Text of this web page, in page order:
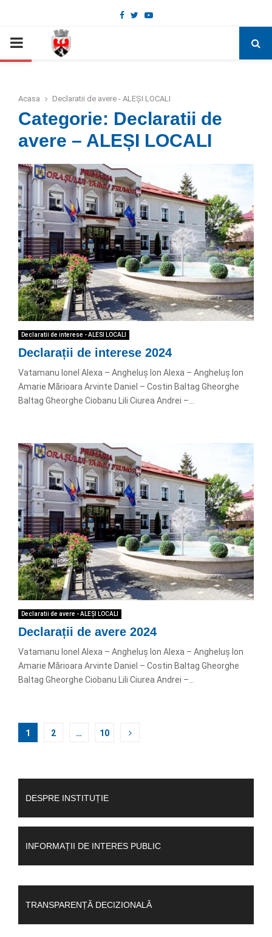
Deschide bara de unelte
Facebook
TwitterYoutube
PRIMARY
Acasa Declaratii de avere - ALEȘI LOCALI
Categorie: Declaratii de
avere – ALEȘI LOCALI
Declaratii de interese - ALESI LOCALI
Declarații de interese 2024
Vatamanu Ionel Alexa – Angheluș Ion Alexa – Angheluș Ion
Amarie Mărioara Arvinte Daniel – Costin Baltag Gheorghe
Baltag Gheorghe Ciobanu Lili Ciurea Andrei –...
Declaratii de avere - ALEȘI LOCALI
Declarații de avere 2024
Vatamanu Ionel Alexa – Angheluș Ion Alexa – Angheluș Ion
Amarie Mărioara Arvinte Daniel – Costin Baltag Gheorghe
Baltag Gheorghe Ciobanu Lili Ciurea Andrei –...
Paginație
1 2 … 10
DESPRE INSTITUȚIE
INFORMAȚII DE INTERES PUBLIC
TRANSPARENȚĂ DECIZIONALĂ